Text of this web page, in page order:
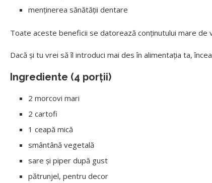
menținerea sănătății dentare
Toate aceste beneficii se datorează conținutului mare de
Dacă și tu vrei să îl introduci mai des în alimentația ta,
Ingrediente (4 porții)
2 morcovi mari
2 cartofi
1 ceapă mică
smântână vegetală
sare și piper după gust
pătrunjel, pentru decor